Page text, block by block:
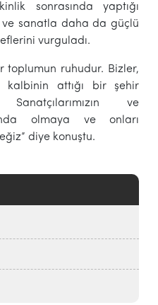
sonrasında yaptığı
ve sanatla daha da güçlü
vurguladı.
toplumun ruhudur. Bizler,
kalbinin attığı bir şehir
ve
olmaya ve onları
diye konuştu.